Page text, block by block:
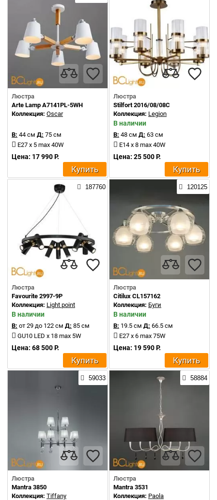
Люстра
Arte Lamp A7141PL-5WH
Коллекция: Oscar
В: 44 см Д: 75 см
E27 x 5 max 40W
Цена: 17 990 Р.
Купить
Люстра
Stilfort 2016/08/08C
Коллекция: Legion
В наличии
В: 48 см Д: 63 см
E14 x 8 max 40W
Цена: 25 500 Р.
Купить
187760
Люстра
Favourite 2997-9P
Коллекция: Light point
В наличии
В: от 29 до 122 см Д: 85 см
GU10 LED x 18 max 5W
Цена: 68 500 Р.
Купить
120125
Люстра
Citilux CL157162
Коллекция: Буги
В наличии
В: 19.5 см Д: 66.5 см
E27 x 6 max 75W
Цена: 19 590 Р.
Купить
59033
Люстра
Mantra 3850
Коллекция: Tiffany
58884
Люстра
Mantra 3531
Коллекция: Paola